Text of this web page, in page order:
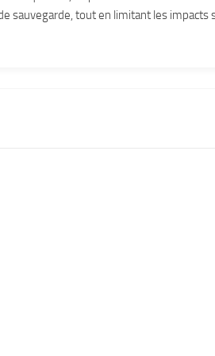
sauvegarde, tout en limitant les impacts